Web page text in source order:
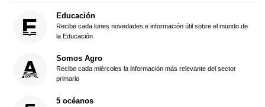
Educación
Recibe cada lunes novedades e información útil sobre el mundo de
la Educación
Somos Agro
Recibe cada miércoles la información más relevante del sector
primario
5 océanos